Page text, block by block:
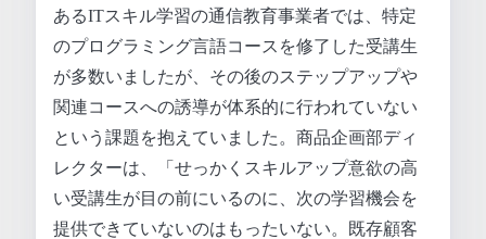
あるITスキル学習の通信教育事業者では、特定
のプログラミング言語コースを修了した受講生
が多数いましたが、その後のステップアップや
関連コースへの誘導が体系的に行われていない
という課題を抱えていました。商品企画部ディ
レクターは、「せっかくスキルアップ意欲の高
い受講生が目の前にいるのに、次の学習機会を
提供できていないのはもったいない。既存顧客